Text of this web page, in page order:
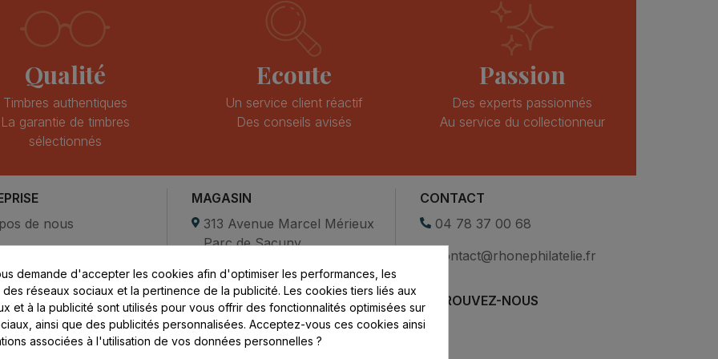
Qualité
Timbres authentiques
La garantie de timbres
sélectionnés
Ecoute
Un service client réactif
Des conseils avisés
Passion
Des experts passionnés
Au service du collectionneur
de nous
nous
MAGASIN
313 Avenue Marcel Mérieux
Parc de Sacuny
Lundi au vendredi :
8h - 16h
uniquement sur Rendez-
CONTACT
04 78 37 00 68
contact@rhonephilatelie.fr
RETROUVEZ-NOUS
demande d'accepter les cookies afin d'optimiser les performances, les
réseaux sociaux et la pertinence de la publicité. Les cookies tiers liés aux
et à la publicité sont utilisés pour vous offrir des fonctionnalités optimisées sur
ainsi que des publicités personnalisées. Acceptez-vous ces cookies ainsi
associées à l'utilisation de vos données personnelles ?